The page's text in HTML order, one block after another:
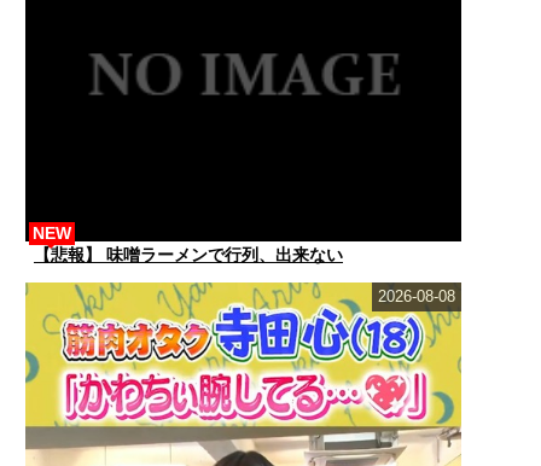
【悲報】 味噌ラーメンで行列、出来ない
NEW
2026-08-08